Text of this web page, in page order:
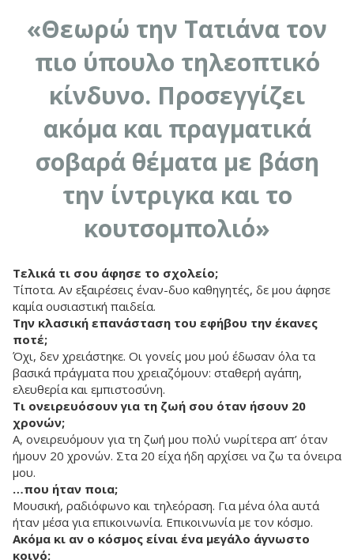
«Θεωρώ την Τατιάνα τον
πιο ύπουλο τηλεοπτικό
κίνδυνο. Προσεγγίζει
ακόμα και πραγματικά
σοβαρά θέματα με βάση
την ίντριγκα και το
κουτσομπολιό»
Τελικά τι σου άφησε το σχολείο;
Τίποτα. Αν εξαιρέσεις έναν-δυο καθηγητές, δε μου άφησε
καμία ουσιαστική παιδεία.
Την κλασική επανάσταση του εφήβου την έκανες
ποτέ;
Όχι, δεν χρειάστηκε. Οι γονείς μου μού έδωσαν όλα τα
βασικά πράγματα που χρειαζόμουν: σταθερή αγάπη,
ελευθερία και εμπιστοσύνη.
Τι ονειρευόσουν για τη ζωή σου όταν ήσουν 20
χρονών;
Α, ονειρευόμουν για τη ζωή μου πολύ νωρίτερα απ’ όταν
ήμουν 20 χρονών. Στα 20 είχα ήδη αρχίσει να ζω τα όνειρα
μου.
…που ήταν ποια;
Μουσική, ραδιόφωνο και τηλεόραση. Για μένα όλα αυτά
ήταν μέσα για επικοινωνία. Επικοινωνία με τον κόσμο.
Ακόμα κι αν ο κόσμος είναι ένα μεγάλο άγνωστο
κοινό;